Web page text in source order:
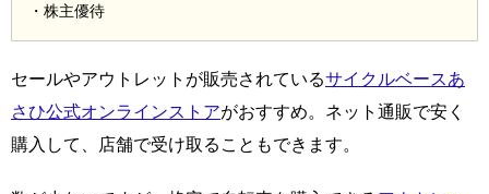
・株主優待
セールやアウトレットが販売されているサイクルベースあ
さひ公式オンラインストアがおすすめ。ネット通販で安く
購入して、店舗で受け取ることもできます。